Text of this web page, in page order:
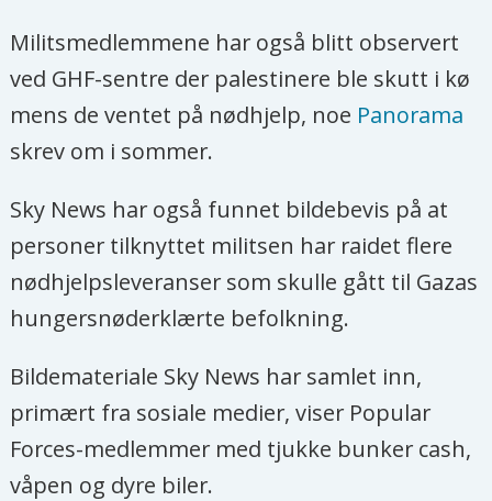
Militsmedlemmene har også blitt observert
ved GHF-sentre der palestinere ble skutt i kø
mens de ventet på nødhjelp, noe Panorama
skrev om i sommer.
Sky News har også funnet bildebevis på at
personer tilknyttet militsen har raidet flere
nødhjelpsleveranser som skulle gått til Gazas
hungersnøderklærte befolkning.
Bildemateriale Sky News har samlet inn,
primært fra sosiale medier, viser Popular
Forces-medlemmer med tjukke bunker cash,
våpen og dyre biler.